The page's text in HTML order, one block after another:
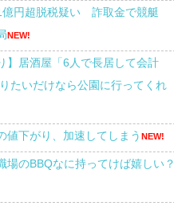
億円超脱税疑い 詐取金で競艇
NEW!
】居酒屋「6人で長居して会計
たいだけなら公園に行ってくれ
値下がり、加速してしまう NEW!
場のBBQなに持ってけば嬉しい？